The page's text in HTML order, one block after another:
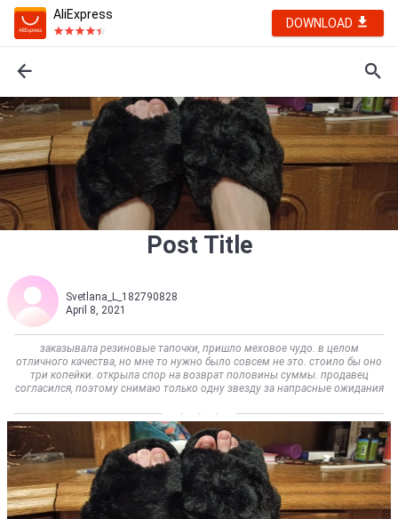
AliExpress
DOWNLOAD
Post Title
Svetlana_L_182790828
April 8, 2021
заказывала резиновые тапочки, пришло меховое чудо. в целом
отличного качества, но мне то нужно было совсем не это. стоило бы оно
три копейки. открыла спор на возврат половины суммы. продавец
согласился, поэтому снимаю только одну звезду за напрасные ожидания